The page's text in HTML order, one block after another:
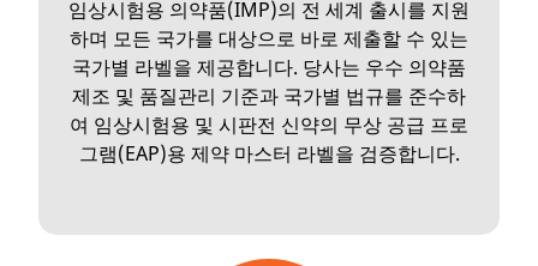
임상시험용 의약품(IMP)의 전 세계 출시를 지원
하며 모든 국가를 대상으로 바로 제출할 수 있는
국가별 라벨을 제공합니다. 당사는 우수 의약품
제조 및 품질관리 기준과 국가별 법규를 준수하
여 임상시험용 및 시판전 신약의 무상 공급 프로
그램(EAP)용 제약 마스터 라벨을 검증합니다.